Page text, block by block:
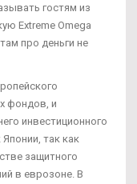
гостям из
Extreme Omega
про деньги не
фондов, и
инвестиционного
так как
защитного
в еврозоне. В